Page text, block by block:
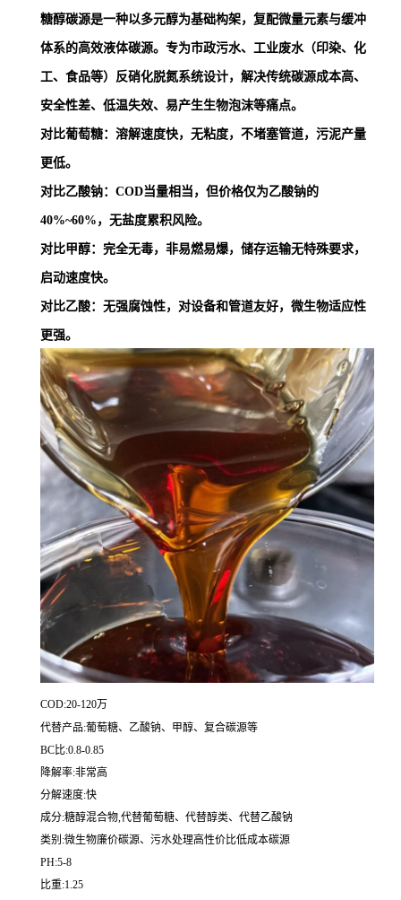
糖醇碳源是一种以多元醇为基础构架，复配微量元素与缓冲
体系的高效液体碳源。专为市政污水、工业废水（印染、化
工、食品等）反硝化脱氮系统设计，解决传统碳源成本高、
安全性差、低温失效、易产生生物泡沫等痛点。
对比葡萄糖：溶解速度快，无粘度，不堵塞管道，污泥产量
更低。
对比乙酸钠：COD当量相当，但价格仅为乙酸钠的
40%~60%，无盐度累积风险。
对比甲醇：完全无毒，非易燃易爆，储存运输无特殊要求，
启动速度快。
对比乙酸：无强腐蚀性，对设备和管道友好，微生物适应性
更强。
COD:20-120万
代替产品:葡萄糖、乙酸钠、甲醇、复合碳源等
BC比:0.8-0.85
降解率:非常高
分解速度:快
成分:糖醇混合物,代替葡萄糖、代替醇类、代替乙酸钠
类别:微生物廉价碳源、污水处理高性价比低成本碳源
PH:5-8
比重:1.25